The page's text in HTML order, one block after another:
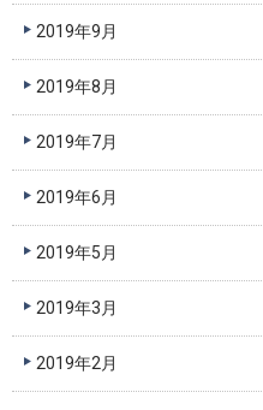
2019年9月
2019年8月
2019年7月
2019年6月
2019年5月
2019年3月
2019年2月